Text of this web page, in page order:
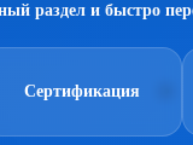
раздел и быстро
Сертификация